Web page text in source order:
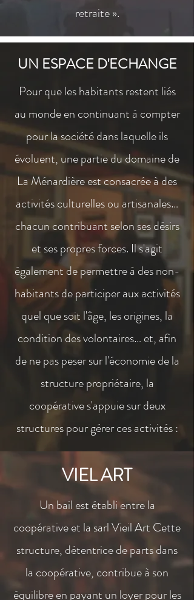
retraite ».
UN ESPACE D'ECHANGE
Pour que les habitants restent liés
au monde en continuant à compter
pour la société dans laquelle ils
évoluent, une partie du domaine de
La Ménardière est consacrée à des
activités culturelles ou artisanales…
chacun contribuant selon ses désirs
et ses propres forces. Il s'agit
également de permettre à des non-
habitants de participer aux activités
quel que soit l'âge, les origines, la
condition des volontaires… et, afin
de ne pas peser sur l'économie de la
structure propriétaire, la
coopérative s'appuie sur deux
structures pour gérer ces activités :
VIEL ART
Un bail est établi entre la
coopérative et la sarl Vieil Art Cette
structure, détentrice de parts dans
la coopérative, contribue à son
équilibre en payant un loyer pour les